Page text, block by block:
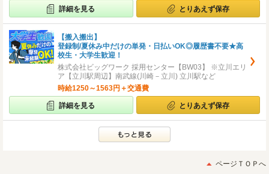
詳細を見る とりあえず保存
【搬入搬出】
登録制/夏休み中だけの単発・日払いOK◎履歴書不要★高
校生・大学生歓迎！
株式会社ビッグワーク 採用センター【BW03】 ※立川エリ
ア【立川駅周辺】南武線(川崎－立川) 立川駅など
時給1250～1563円＋交通費
詳細を見る とりあえず保存
ページＴＯＰへ